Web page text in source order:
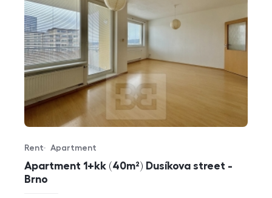
Apartment 1+kk (40m²) Dusíkova street -
Brno
Offer type
Rent
Property type
Apartment